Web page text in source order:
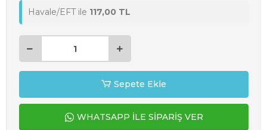
Havale/EFT ile 117,00 TL
Sepete Ekle
WHATSAPP İLE SİPARİŞ VER